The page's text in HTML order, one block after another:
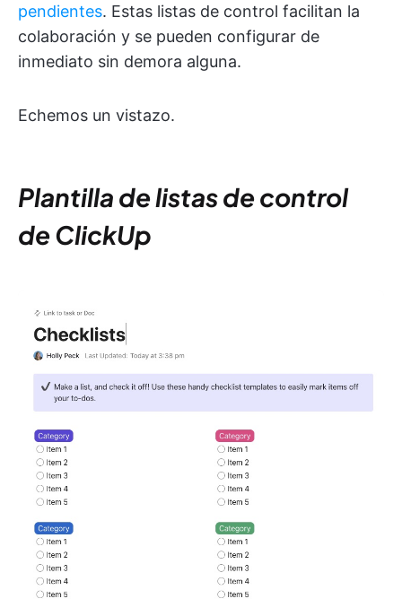
pendientes. Estas listas de control facilitan la
colaboración y se pueden configurar de
inmediato sin demora alguna.
Echemos un vistazo.
Plantilla de listas de control
de ClickUp